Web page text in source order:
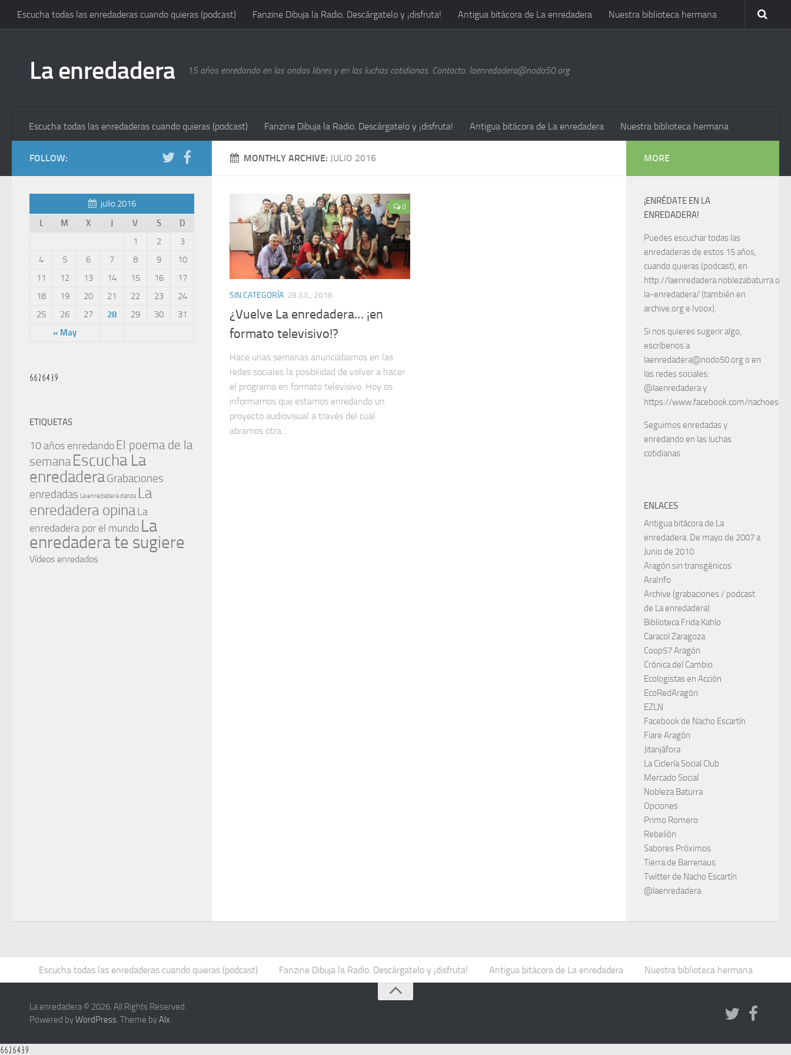
Escucha todas las enredaderas cuando quieras (podcast) Fanzine Dibuja la Radio. Descárgatelo y ¡disfruta! Antigua bitácora de La enredadera Nuestra biblioteca hermana
La enredadera 15 años enredando en las ondas libres y en las luchas cotidianas. Contacto: laenredadera@nodo50.org
Escucha todas las enredaderas cuando quieras (podcast) Fanzine Dibuja la Radio. Descárgatelo y ¡disfruta! Antigua bitácora de La enredadera Nuestra biblioteca hermana
MONTHLY ARCHIVE: JULIO 2016
0
SIN CATEGORÍA 28 JUL, 2016
¿Vuelve La enredadera… ¡en
formato televisivo!?
Hace unas semanas anunciábamos en las
redes sociales la posibilidad de volver a hacer
el programa en formato televisivo. Hoy os
informamos que estamos enredando un
proyecto audiovisual a través del cual
abramos otra...
FOLLOW:
julio 2016
L
M X J V S D
« May
1 2
3
4
5 6 7 8 9
10
11
12 13 14 15 16
17
18
19 20 21 22 23
24
25
26 27 28 29 30 31
ETIQUETAS
10 años enredando El poema de la
semana Escucha La
enredaderaGrabaciones
enredadas La enredadera danza La
enredadera opina La
enredadera por el mundo La
enredadera te sugiere
Vídeos enredados
MORE
¡ENRÉDATE EN LA
ENREDADERA!
Puedes escuchar todas las
enredaderas de estos 15 años,
cuando quieras (podcast), en
http://
la-enredadera/ (también en
archive.org e Ivoox).
Si nos quieres sugerir algo,
escríbenos a
laenredadera@nodo50.org o en
las redes sociales:
@laenredadera y
https://www.facebook.com/
Seguimos enredadas y
enredando en las luchas
cotidianas.
ENLACES
Antigua bitácora de La
enredadera. De mayo de 2007 a
Junio de 2010
Aragón sin transgénicos
AraInfo
Archive (grabaciones / podcast
de La enredadera)
Biblioteca Frida Kahlo
Caracol Zaragoza
Coop57 Aragón
Crónica del Cambio
Ecologistas en Acción
EcoRedAragón
EZLN
Facebook de Nacho Escartín
Fiare Aragón
Jitanjáfora
La Ciclería Social Club
Mercado Social
Nobleza Baturra
Opciones
Primo Romero
Rebelión
Sabores Próximos
Tierra de Barrenaus
Twitter de Nacho Escartín
@laenredadera
Escucha todas las enredaderas cuando quieras (podcast) Fanzine Dibuja la Radio. Descárgatelo y ¡disfruta! Antigua bitácora de La enredadera Nuestra biblioteca hermana
La enredadera © 2026. All Rights Reserved.
Powered byWordPress. Theme byAlx.